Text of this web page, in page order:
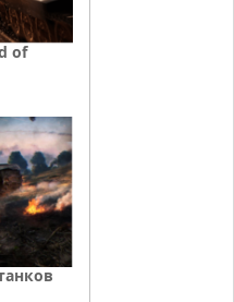
of